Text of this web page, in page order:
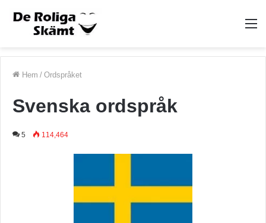
Hem / Ordspråket
Svenska ordspråk
5 114,464